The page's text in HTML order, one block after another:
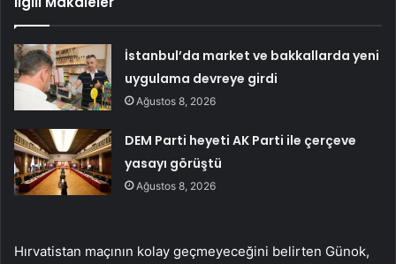
İstanbul’da market ve bakkallarda yeni
uygulama devreye girdi
Ağustos 8, 2026
DEM Parti heyeti AK Parti ile çerçeve
yasayı görüştü
Ağustos 8, 2026
Hırvatistan maçının kolay geçmeyeceğini belirten Günok,